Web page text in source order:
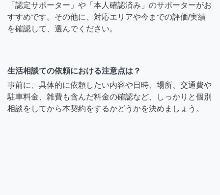
「認定サポーター」や「本人確認済み」のサポーターがお
すすめです。その他に、対応エリアや今までの評価/実績
を確認して、選んでください。
生活相談ての依頼における注意点は？
事前に、具体的に依頼したい内容や日時、場所、交通費や
駐車料金、雑費も含んだ料金の確認など、しっかりと個別
相談をしてから本契約をするかどうかを決めましょう。